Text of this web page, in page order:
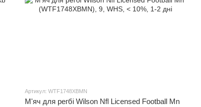
Артикул: WTF1748XBMN
М'яч для регбі Wilson Nfl Licensed Football Mn